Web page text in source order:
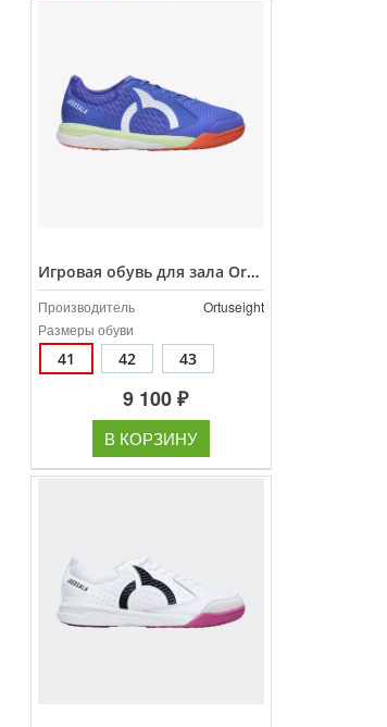
Игровая обувь для зала Ortuseight Jogosala Volta V3 арт.11020747
Производитель
Ortuseight
Размеры обуви
41 42 43
9 100 ₽
В КОРЗИНУ